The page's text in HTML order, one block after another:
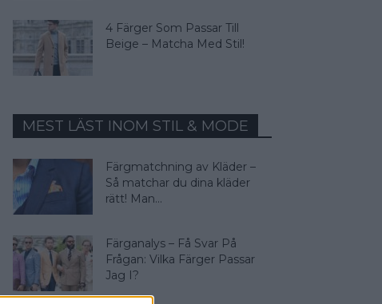
4 Färger Som Passar Till
Beige – Matcha Med Stil!
MEST LÄST INOM STIL & MODE
Färgmatchning av Kläder –
Så matchar du dina kläder
rätt! Man...
Färganalys – Få Svar På
Frågan: Vilka Färger Passar
Jag I?